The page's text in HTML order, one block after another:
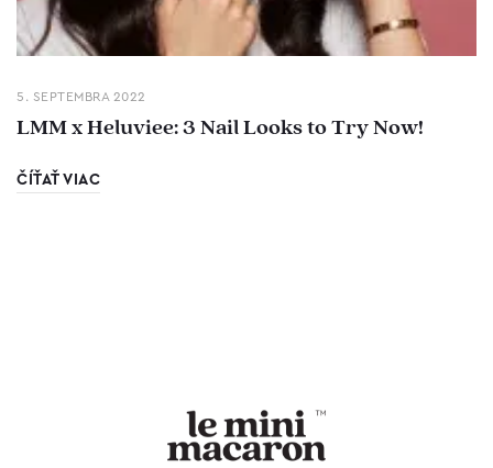
5. SEPTEMBRA 2022
LMM x Heluviee: 3 Nail Looks to Try Now!
ČÍŤAŤ VIAC